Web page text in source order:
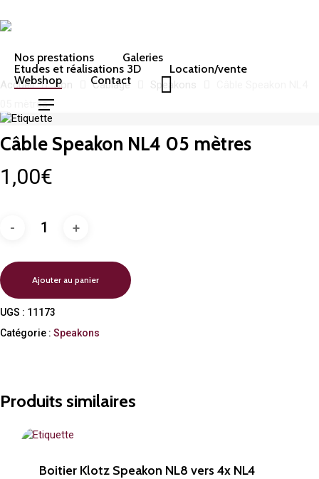
to
main
Nos prestations
Galeries
Etudes et réalisations 3D
Location/vente
Webshop
Contact
Menu
Accueil Son Cablage Speakons
05 mètres
Câble Speakon NL4 05 mètres
1,00€
Ajouter au panier
UGS : 11173
Catégorie : Speakons
Produits similaires
Boitier Klotz Speakon NL8 vers 4x NL4